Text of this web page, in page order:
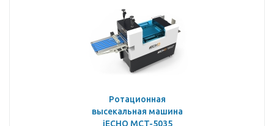
Ротационная
высекальная машина
iECHO MCT-5035